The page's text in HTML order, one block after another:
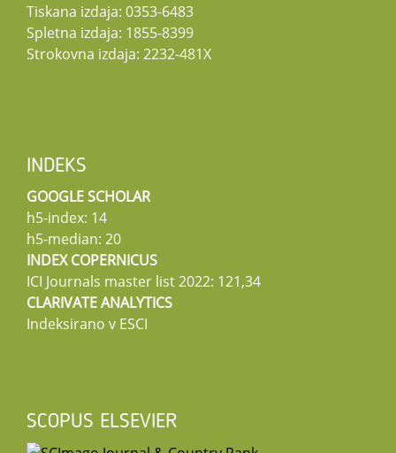
Tiskana izdaja: 0353-6483
Spletna izdaja: 1855-8399
Strokovna izdaja: 2232-481X
INDEKS
GOOGLE SCHOLAR
h5-index: 14
h5-median: 20
INDEX COPERNICUS
ICI Journals master list 2022: 121,34
CLARIVATE ANALYTICS
Indeksirano v ESCI
SCOPUS ELSEVIER